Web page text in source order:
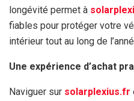
longévité permet à
fiables pour protéger votre
intérieur tout au long de
Une expérience d’achat
Naviguer sur solarplexius.fr